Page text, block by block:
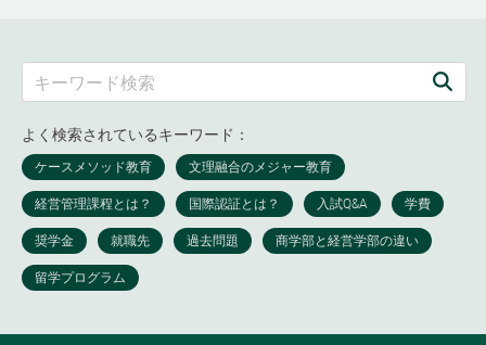
よく検索されているキーワード：